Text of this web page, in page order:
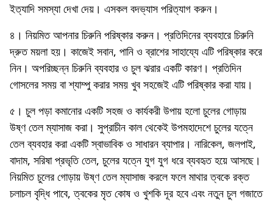
ইত্যাদি সমস্যা দেখা দেয়। এসকল বদভ্যাস পরিত্যাগ করুন।
৪। নিয়মিত আপনার চিরুনি পরিষ্কার করুন। প্রতিদিনের ব্যবহারে চিরুনি
দ্রুত ময়লা হয়। কাজেই সবান, পানি ও ব্রাশের সাহায্যে এটি পরিষ্কার করে
নিন। অপরিচ্ছন্ন চিরুনি ব্যবহার ও চুল ঝরার একটি কারণ। প্রতিদিন
গোসলের সময় বা শ্যাম্পু করার সময় খুব সহজেই এটি পরিষ্কার করা যায়।
৫। চুল পড়া কমানোর একটি সহজ ও কার্যকরী উপায় হলো চুলের গোড়ায়
উষ্ণ তেল ম্যাসাজ করা। সুপ্রাচীন কাল থেকেই উপমহাদেশে চুলের যত্নে
তেল ব্যবহার করা একটি স্বাভাবিক ও সাধারন ব্যাপার। নারিকেল, জলপাই,
বাদাম, সরিষা প্রভৃতি তেল, চুলের যত্নে যুগ যুগ ধরে ব্যবহৃত হয়ে আসছে।
নিয়মিত চুলের গোড়ায় উষ্ণ তেল ম্যাসাজ করলে ফলে মাথার ত্বকে রক্ত
চলাচল বৃদ্ধি পাবে, ত্বকের মৃত কোষ ও খুশকি দূর হবে এবং নতুন চুল গজাতে